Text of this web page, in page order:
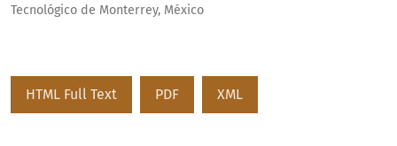
Tecnológico de Monterrey, México
HTML Full Text PDF XML